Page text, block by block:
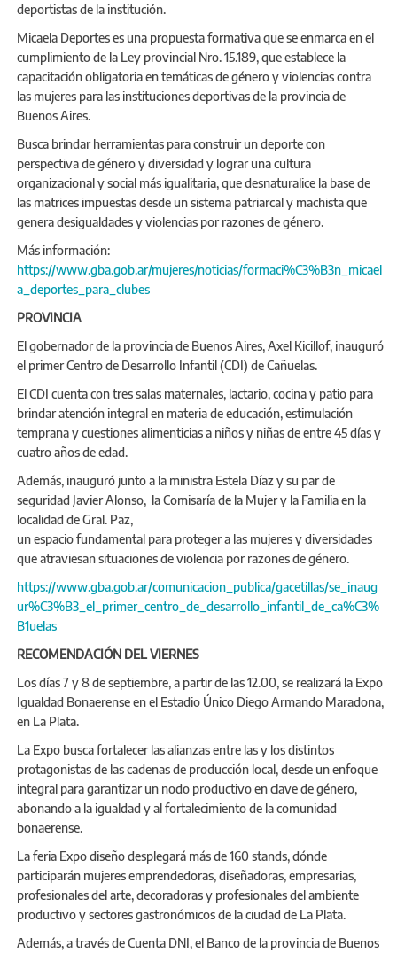
deportistas de la institución.
Micaela Deportes es una propuesta formativa que se enmarca en el
cumplimiento de la Ley provincial Nro. 15.189, que establece la
capacitación obligatoria en temáticas de género y violencias contra
las mujeres para las instituciones deportivas de la provincia de
Buenos Aires.
Busca brindar herramientas para construir un deporte con
perspectiva de género y diversidad y lograr una cultura
organizacional y social más igualitaria, que desnaturalice la base de
las matrices impuestas desde un sistema patriarcal y machista que
genera desigualdades y violencias por razones de género.
Más información:
https://www.gba.gob.ar/mujeres/noticias/formaci%C3%B3n_micael
a_deportes_para_clubes
PROVINCIA
El gobernador de la provincia de Buenos Aires, Axel Kicillof, inauguró
el primer Centro de Desarrollo Infantil (CDI) de Cañuelas.
El CDI cuenta con tres salas maternales, lactario, cocina y patio para
brindar atención integral en materia de educación, estimulación
temprana y cuestiones alimenticias a niños y niñas de entre 45 días y
cuatro años de edad.
Además, inauguró junto a la ministra Estela Díaz y su par de
seguridad Javier Alonso, la Comisaría de la Mujer y la Familia en la
localidad de Gral. Paz,
un espacio fundamental para proteger a las mujeres y diversidades
que atraviesan situaciones de violencia por razones de género.
https://www.gba.gob.ar/comunicacion_publica/gacetillas/se_inaug
ur%C3%B3_el_primer_centro_de_desarrollo_infantil_de_ca%C3%
B1uelas
RECOMENDACIÓN DEL VIERNES
Los días 7 y 8 de septiembre, a partir de las 12.00, se realizará la Expo
Igualdad Bonaerense en el Estadio Único Diego Armando Maradona,
en La Plata.
La Expo busca fortalecer las alianzas entre las y los distintos
protagonistas de las cadenas de producción local, desde un enfoque
integral para garantizar un nodo productivo en clave de género,
abonando a la igualdad y al fortalecimiento de la comunidad
bonaerense.
La feria Expo diseño desplegará más de 160 stands, dónde
participarán mujeres emprendedoras, diseñadoras, empresarias,
profesionales del arte, decoradoras y profesionales del ambiente
productivo y sectores gastronómicos de la ciudad de La Plata.
Además, a través de Cuenta DNI, el Banco de la provincia de Buenos